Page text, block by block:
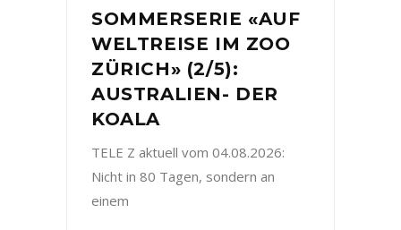
SOMMERSERIE «AUF
WELTREISE IM ZOO
ZÜRICH» (2/5):
AUSTRALIEN- DER
KOALA
TELE Z aktuell vom 04.08.2026:
Nicht in 80 Tagen, sondern an
einem